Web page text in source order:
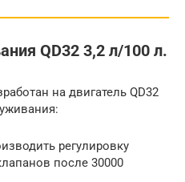
QD32 3,2 л/100 л.
на двигатель QD32
регулировку
после 30000